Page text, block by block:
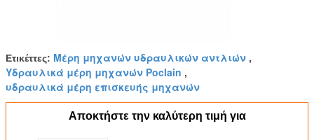
Ετικέττες: Μέρη μηχανών υδραυλικών αντλιών ,
Υδραυλικά μέρη μηχανών Poclain ,
υδραυλικά μέρη επισκευής μηχανών
Αποκτήστε την καλύτερη τιμή για